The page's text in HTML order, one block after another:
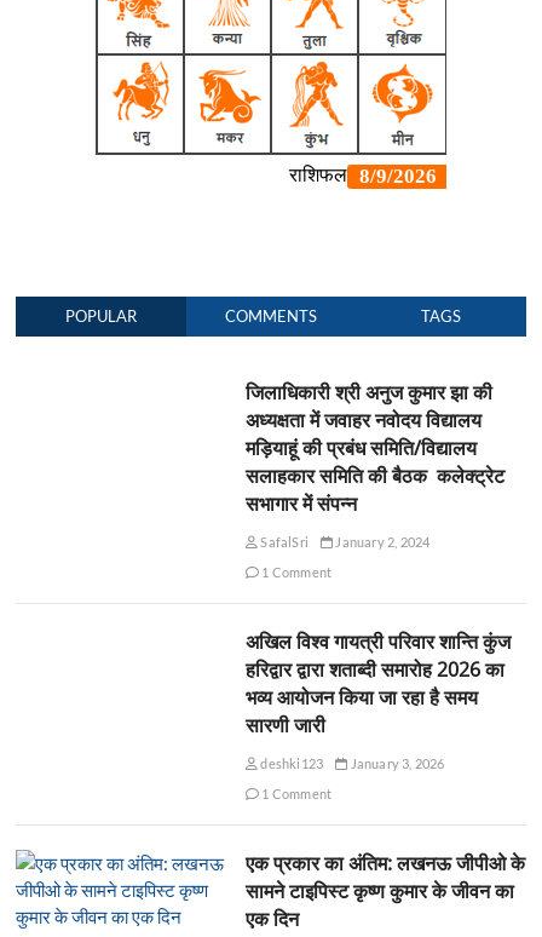
POPULAR COMMENTS TAGS
जिलाधिकारी श्री अनुज कुमार झा की
अध्यक्षता में जवाहर नवोदय विद्यालय
मड़ियाहूं की प्रबंध समिति/विद्यालय
सलाहकार समिति की बैठक कलेक्ट्रेट
सभागार में संपन्न
SafalSri
January 2, 2024
1 Comment
अखिल विश्व गायत्री परिवार शान्ति कुंज
हरिद्वार द्वारा शताब्दी समारोह 2026 का
भव्य आयोजन किया जा रहा है समय
सारणी जारी
deshki123
January 3, 2026
1 Comment
एक प्रकार का अंतिम: लखनऊ जीपीओ के
सामने टाइपिस्ट कृष्ण कुमार के जीवन का
एक दिन